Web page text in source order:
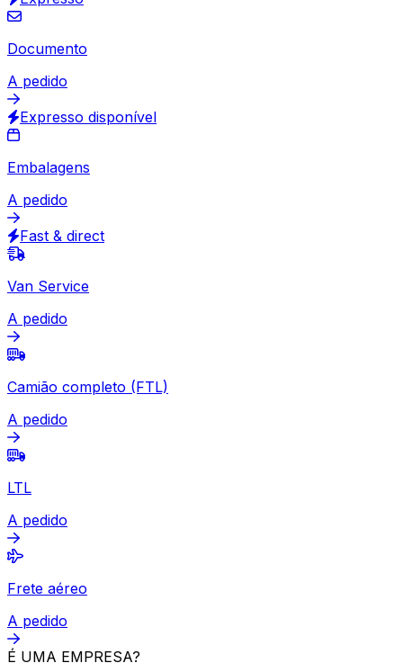
Envio com a Eurosender
Como obter uma cotação
porta-a-porta
internacional
COMO ENVIAR
Serviços de envio de Moçambique
para o Brasil
Documento
A pedido
Embalagens
A pedido
Fast & direct
A pedido
A pedido